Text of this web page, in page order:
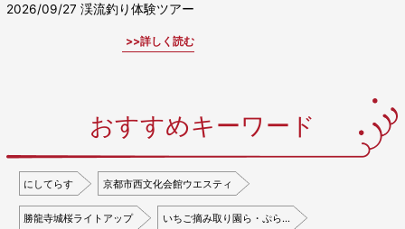
2026/09/27渓流釣り体験ツアー
詳しく読む
おすすめキーワード
にしてらす 京都市西文化会館ウエスティ
勝龍寺城桜ライトアップ いちご摘み取り園ら・ぷら…